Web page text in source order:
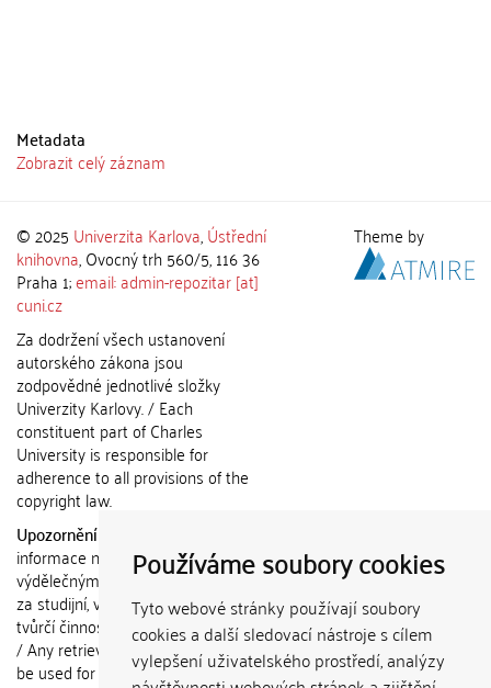
Používáme soubory cookies
Tyto webové stránky používají soubory
cookies a další sledovací nástroje s cílem
vylepšení uživatelského prostředí, analýzy
Metadata
Zobrazit celý záznam
© 2025 Univerzita Karlova,Ústřední
knihovna, Ovocný trh 560/5, 116 36
Praha 1;email: admin-repozitar [at]
cuni.cz
Za dodržení všech ustanovení
autorského zákona jsou
zodpovědné jednotlivé složky
Univerzity Karlovy. / Each
constituent part of Charles
University is responsible for
adherence to all provisions of the
copyright law.
Upozornění / Notice:
informace nemohou být použity k
výdělečným účelům nebo vydávány
za studijní, vědeckou nebo jinou
tvůrčí činnost jiné osoby než autora.
/ Any retrieved information shall not
be used for any commercial
Theme by